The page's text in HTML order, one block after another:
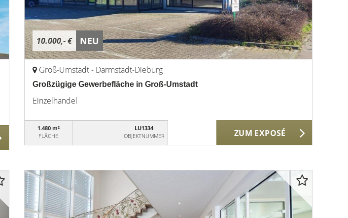
10.000,- € NEU
Groß-Umstadt - Darmstadt-Dieburg
Großzügige Gewerbefläche in Groß-Umstadt
Einzelhandel
1.480 m²
FLÄCHE
LU1334
OBJEKTNUMMER
ZUM EXPOSÉ